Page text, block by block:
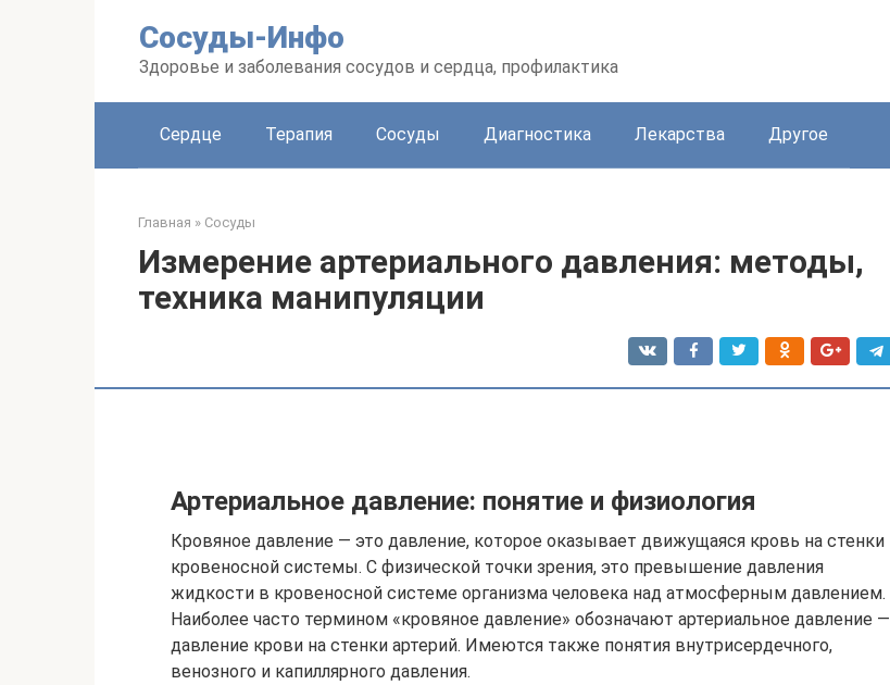
Сосуды-Инфо
Здоровье и заболевания сосудов и сердца, профилактика
Сердце Терапия Сосуды Диагностика Лекарства Другое
Главная » Сосуды
Измерение артериального давления: методы,
техника манипуляции
Артериальное давление: понятие и физиология
Кровяное давление — это давление, которое оказывает движущаяся кровь на стенки
кровеносной системы. С физической точки зрения, это превышение давления
жидкости в кровеносной системе организма человека над атмосферным давлением.
Наиболее часто термином «кровяное давление» обозначают артериальное давление —
давление крови на стенки артерий. Имеются также понятия внутрисердечного,
венозного и капиллярного давления.